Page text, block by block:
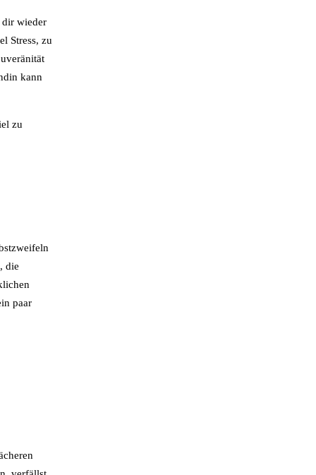
dir wieder
Stress, zu
kann
zu
die
paar